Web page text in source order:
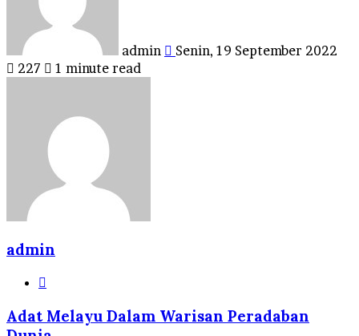
admin
Senin, 19 September 2022
227
1 minute read
admin
Adat Melayu Dalam Warisan Peradaban